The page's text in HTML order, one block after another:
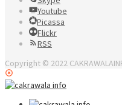
Youtube
Picassa
Flickr
RSS
Copyright © 2022